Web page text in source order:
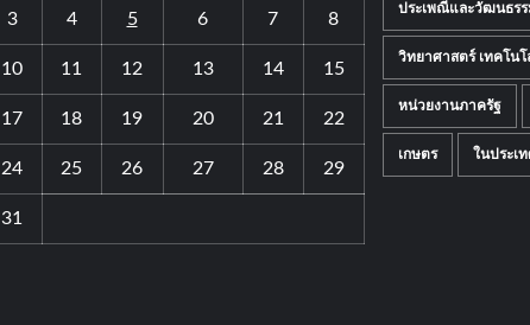
3 4 5 6 7 8
10 11 12 13 14 15
17 18 19 20 21 22
24 25 26 27 28 29
31
ประเพณีและวัฒนธรร
วิทยาศาสตร์ เทคโน
หน่วยงานภาครัฐ
เกษตร ในประเ